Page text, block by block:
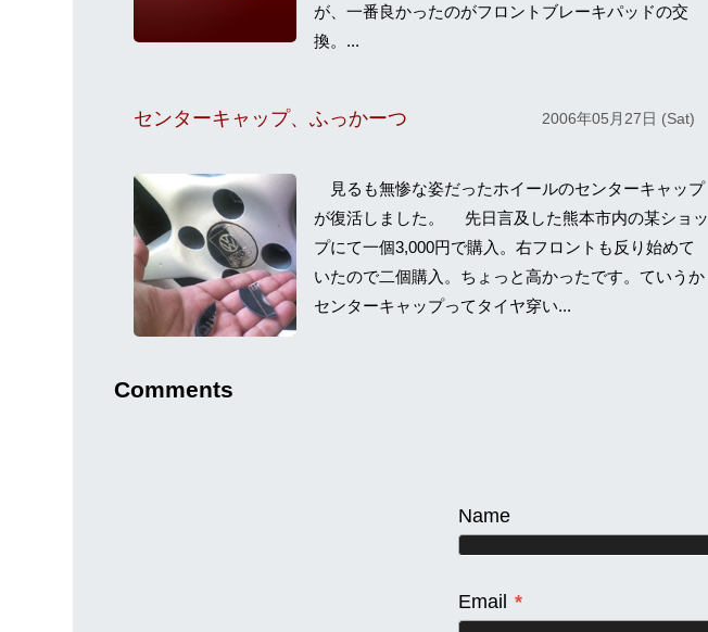
が、一番良かったのがフロントブレーキパッドの交
換。...
センターキャップ、ふっかーつ 2006年05月27日 (Sat)
見るも無惨な姿だったホイールのセンターキャップ
が復活しました。 先日言及した熊本市内の某ショッ
プにて一個3,000円で購入。右フロントも反り始めて
いたので二個購入。ちょっと高かったです。ていうか
センターキャップってタイヤ穿い...
Comments
Name
Email *